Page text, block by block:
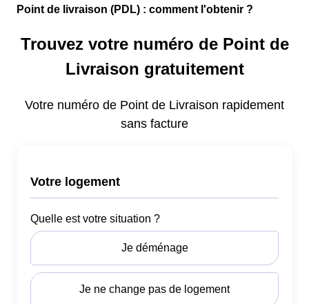
Point de livraison (PDL) : comment l'obtenir ?